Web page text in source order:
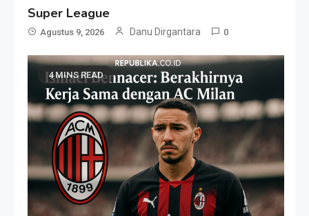
Super League
Agustus 9, 2026 Danu Dirgantara 0
4 MINS READ